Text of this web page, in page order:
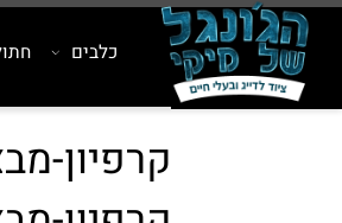
כלבים חתולים
קרפיון-